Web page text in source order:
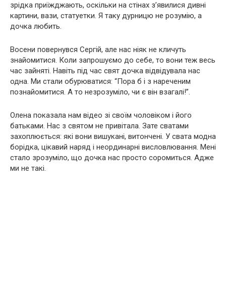
зрідка приїжджають, оскільки на стінах з’явилися дивні
картини, вази, статуетки. Я таку дурницю не розумію, а
дочка любить.
Восени повернувся Сергій, але нас ніяк не кличуть
знайомитися. Коли запрошуємо до себе, то вони теж весь
час зайняті. Навіть під час свят дочка відвідувала нас
одна. Ми стали обурюватися: “Пора б і з нареченим
познайомитися. А то незрозуміло, чи є він взагалі!”.
Олена показала нам відео зі своїм чоловіком і його
батьками. Нас з святом не привітала. Зате сватами
захоплюється: які вони вишукані, витончені. У свата модна
борідка, цікавий наряд і неординарні висловлювання. Мені
стало зрозуміло, що дочка нас просто соромиться. Адже
ми не такі.